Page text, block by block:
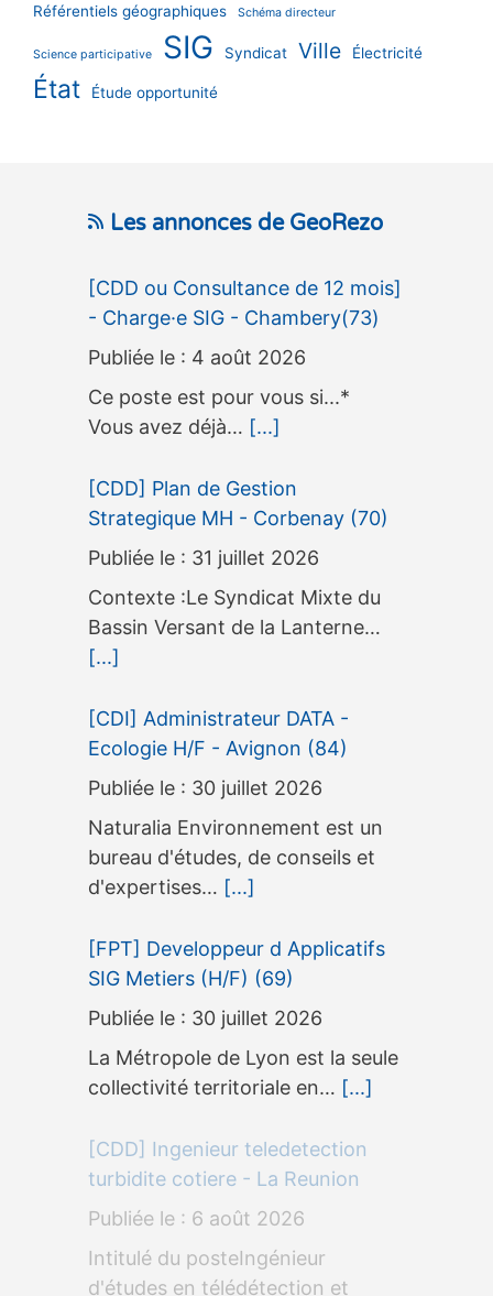
Référentiels géographiques Schéma directeur
Science participative SIG Syndicat Ville Électricité
État Étude opportunité
Les annonces de GeoRezo
[CDD ou Consultance de 12 mois]
- Charge·e SIG - Chambery(73)
4 août 2026
Ce poste est pour vous si...*
Vous avez déjà… [...]
[CDD] Plan de Gestion
Strategique MH - Corbenay (70)
31 juillet 2026
Contexte :Le Syndicat Mixte du
Bassin Versant de la Lanterne…
[...]
[CDI] Administrateur DATA -
Ecologie H/F - Avignon (84)
30 juillet 2026
Naturalia Environnement est un
bureau d'études, de conseils et
d'expertises… [...]
[FPT] Developpeur d Applicatifs
SIG Metiers (H/F) (69)
30 juillet 2026
La Métropole de Lyon est la seule
collectivité territoriale en… [...]
[CDD] Ingenieur teledetection
turbidite cotiere - La Reunion
6 août 2026
Intitulé du posteIngénieur
d'études en télédétection et